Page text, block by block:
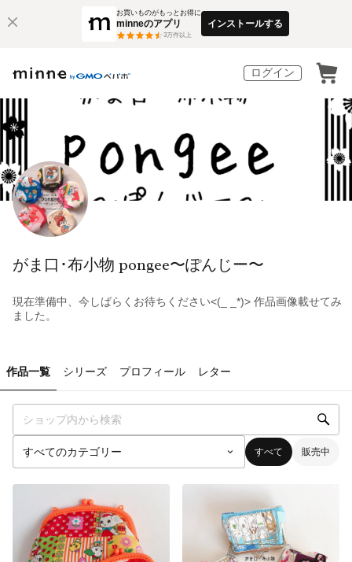
お買いものがもっとお得に
minneのアプリ
3万件以上
インストールする
ログイン
がま口･布小物 pongee〜ぽんじー〜
現在準備中、今しばらくお待ちください<(_ _*)> 作品画像載せてみ
ました。
作品一覧 シリーズ プロフィール レター
すべて 販売中